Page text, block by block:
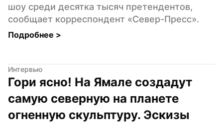
шоу среди десятка тысяч претендентов,
сообщает корреспондент «Север-Пресс».
Подробнее >
Интервью
Гори ясно! На Ямале создадут
самую северную на планете
огненную скульптуру. Эскизы